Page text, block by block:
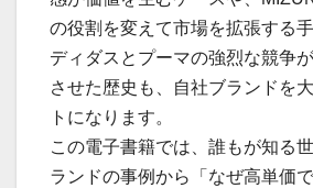
の役割を変えて市場を拡張する
ディダスとプーマの強烈な競争
させた歴史も、自社ブランドを
トになります。
この電子書籍では、誰もが知る
ランドの事例から「なぜ高単価